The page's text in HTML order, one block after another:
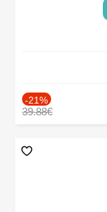
-21%
39.88€